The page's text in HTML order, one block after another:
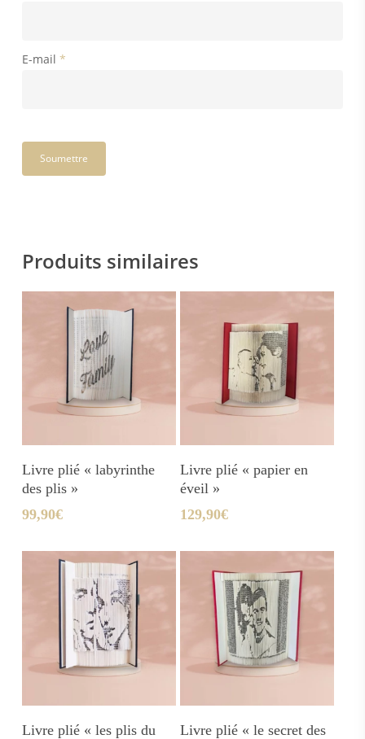
E-mail *
Produits similaires
Ajouter Au Panier
Livre plié « labyrinthe
des plis »
99,90€
Ajouter Au Panier
Livre plié « papier en
éveil »
129,90€
Ajouter Au Panier
Livre plié « les plis du
Ajouter Au Panier
Livre plié « le secret des